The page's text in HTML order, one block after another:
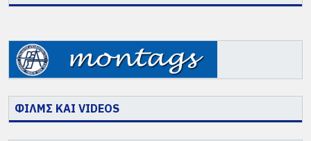
ΦΙΛΜΣ ΚΑΙ VIDEOS